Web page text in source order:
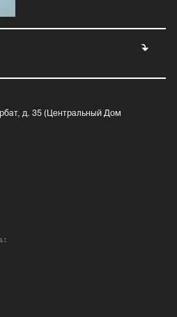
д. 35 (Центральный Дом